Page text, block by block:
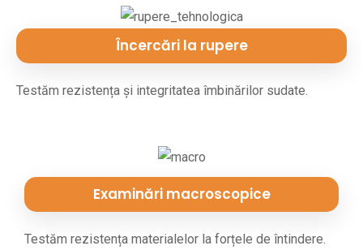
Încercări la rupere
Testăm rezistența și integritatea îmbinărilor sudate.
Examinări macroscopice
Testăm rezistența materialelor la forțele de întindere.